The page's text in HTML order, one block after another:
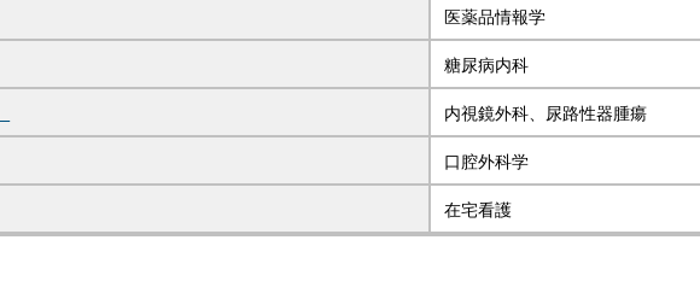
医薬品情報学
糖尿病内科
内視鏡外科、尿路性器腫瘍
口腔外科学
在宅看護